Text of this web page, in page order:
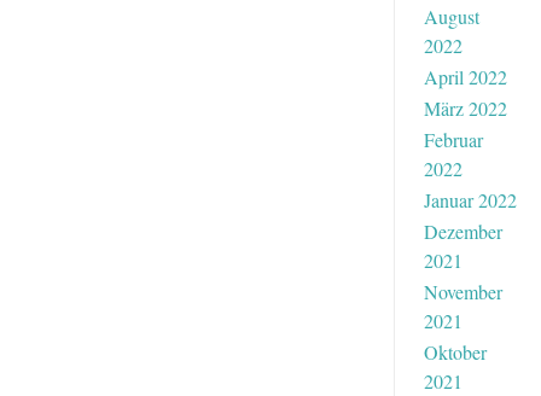
August
2022
April 2022
März 2022
Februar
2022
Januar 2022
Dezember
2021
November
2021
Oktober
2021